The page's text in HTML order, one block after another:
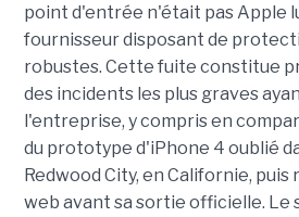
point d'entrée n'était pas Apple
fournisseur disposant de
robustes. Cette fuite constitue
des incidents les plus graves
l'entreprise, y compris en
du prototype d'iPhone 4 oublié
Redwood City, en Californie, puis
web avant sa sortie officielle. Le